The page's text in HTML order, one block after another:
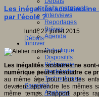
Faits marquants
Interviews
Reportages
Brèves
Agenda
Innover
Didactique
Dispositifs
Pédagogie
Recherche
Technologies
Savoir(s)
Analyses
Les inégalités scolaires
par l’école ?
lundi, 27 juillet 2015
Débats
Les inégalités scolaires ne
numérique peut-il résoudre ce
au même âge pour tous les
devaient apprendre les mêmes
même temps. Rapport après